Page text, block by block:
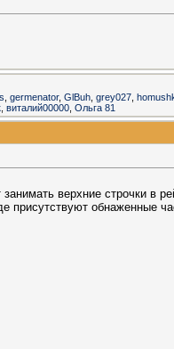
germenator, GlBuh grey027
виталий00000 Ольга 81
верхние строчки в
обнаженные